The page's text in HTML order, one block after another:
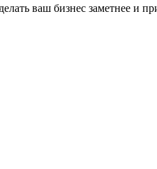
ваш бизнес заметнее и